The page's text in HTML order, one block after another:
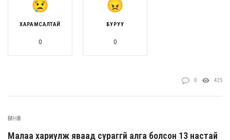
ХАРАМСАЛТАЙ
0
БУРУУ
0
0 425
ӨМНӨХ
Малаа хариулж яваад сураггүй алга болсон 13 настай